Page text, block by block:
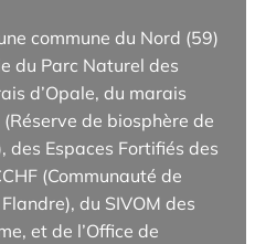
commune du Nord (59)
du Parc Naturel des
d’Opale, du marais
de biosphère de
des Espaces Fortifiés des
(Communauté de
du SIVOM des
et de l’Office de